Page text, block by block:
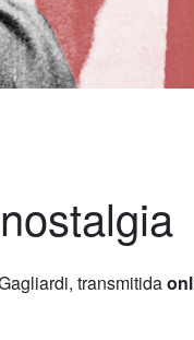
transmitida